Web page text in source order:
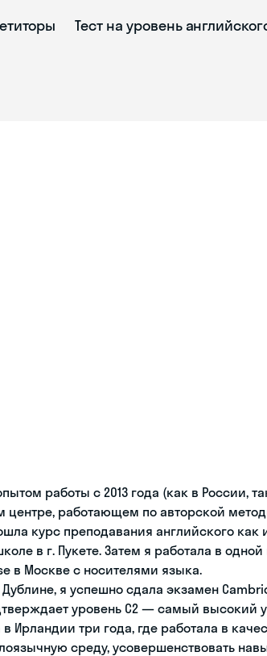
Тест на уровень
работы с 2013 года (как в России,
центре, работающем по авторской
курс преподавания английского как
в г. Пукете. Затем я работала в
в Москве с носителями языка.
Дублине, я успешно сдала экзамен
уровень C2 — самый высокий
Ирландии три года, где работала в
среду, усовершенствовать